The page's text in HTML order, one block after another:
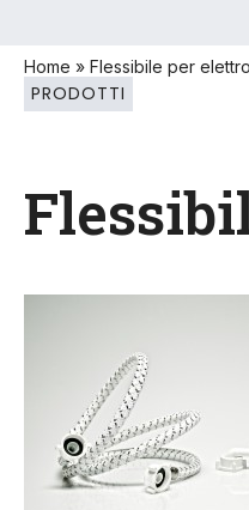
Home » Flessibile per
PRODOTTI